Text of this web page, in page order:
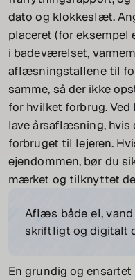
dato og klokkeslæt.
placeret (for eksempel
i badeværelset,
aflæsningstallene til
samme, så der ikke
for hvilket forbrug.
lave årsaflæsning, hvis
forbruget til lejeren.
ejendommen, bør du
mærket og tilknyttet
Aflæs både el, vand
skriftligt og digitalt
En grundig og